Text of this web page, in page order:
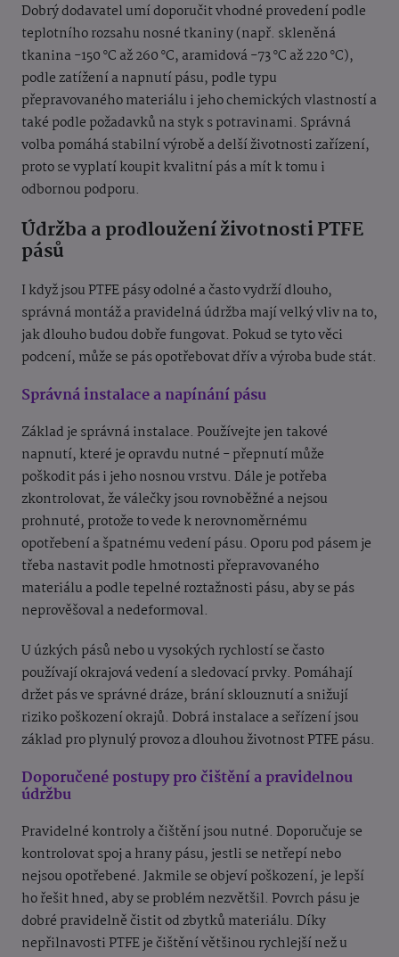
Dobrý dodavatel umí doporučit vhodné provedení podle
teplotního rozsahu nosné tkaniny (např. skleněná
tkanina -150 °C až 260 °C, aramidová -73 °C až 220 °C),
podle zatížení a napnutí pásu, podle typu
přepravovaného materiálu i jeho chemických vlastností a
také podle požadavků na styk s potravinami. Správná
volba pomáhá stabilní výrobě a delší životnosti zařízení,
proto se vyplatí koupit kvalitní pás a mít k tomu i
odbornou podporu.
Údržba a prodloužení životnosti PTFE
pásů
I když jsou PTFE pásy odolné a často vydrží dlouho,
správná montáž a pravidelná údržba mají velký vliv na to,
jak dlouho budou dobře fungovat. Pokud se tyto věci
podcení, může se pás opotřebovat dřív a výroba bude stát.
Správná instalace a napínání pásu
Základ je správná instalace. Používejte jen takové
napnutí, které je opravdu nutné - přepnutí může
poškodit pás i jeho nosnou vrstvu. Dále je potřeba
zkontrolovat, že válečky jsou rovnoběžné a nejsou
prohnuté, protože to vede k nerovnoměrnému
opotřebení a špatnému vedení pásu. Oporu pod pásem je
třeba nastavit podle hmotnosti přepravovaného
materiálu a podle tepelné roztažnosti pásu, aby se pás
neprověšoval a nedeformoval.
U úzkých pásů nebo u vysokých rychlostí se často
používají okrajová vedení a sledovací prvky. Pomáhají
držet pás ve správné dráze, brání sklouznutí a snižují
riziko poškození okrajů. Dobrá instalace a seřízení jsou
základ pro plynulý provoz a dlouhou životnost PTFE pásu.
Doporučené postupy pro čištění a pravidelnou
údržbu
Pravidelné kontroly a čištění jsou nutné. Doporučuje se
kontrolovat spoj a hrany pásu, jestli se netřepí nebo
nejsou opotřebené. Jakmile se objeví poškození, je lepší
ho řešit hned, aby se problém nezvětšil. Povrch pásu je
dobré pravidelně čistit od zbytků materiálu. Díky
nepřilnavosti PTFE je čištění většinou rychlejší než u